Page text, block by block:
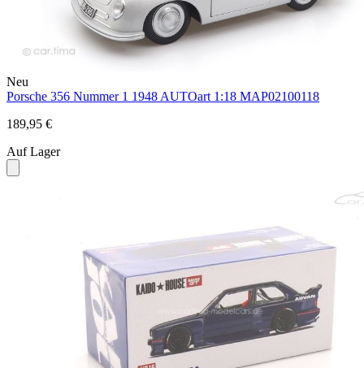
Neu
Porsche 356 Nummer 1 1948 AUTOart 1:18 MAP02100118
189,95 €
Auf Lager